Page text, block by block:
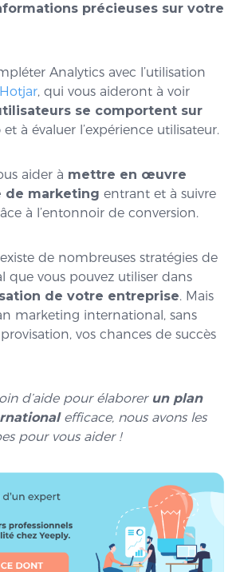
précieuses sur votre
Analytics avec l’utilisation
Hotjar, qui vous aideront à voir
se comportent sur
et à évaluer l’expérience utilisateur.
aider à mettre en œuvre
de marketing entrant et à suivre
à l’entonnoir de conversion.
de nombreuses stratégies de
que vous pouvez utiliser dans
de votre entreprise. Mais
marketing international, sans
vos chances de succès
d’aide pour élaborer un plan
efficace, nous avons les
pour vous aider !